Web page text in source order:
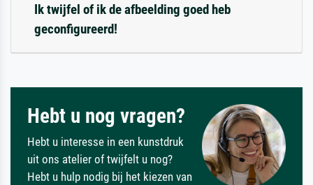
Ik twijfel of ik de afbeelding goed heb
geconfigureerd!
Hebt u nog vragen?
Hebt u interesse in een kunstdruk
uit ons atelier of twijfelt u nog?
Hebt u hulp nodig bij het kiezen van